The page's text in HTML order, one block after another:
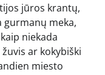
jūros krantų,
meka,
niekada
ar kokybiški
miesto